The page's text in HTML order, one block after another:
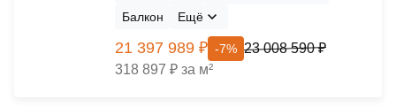
Балкон
Ещё
21 397 989 ₽ -7% 23 008 590 ₽
318 897 ₽ за м²